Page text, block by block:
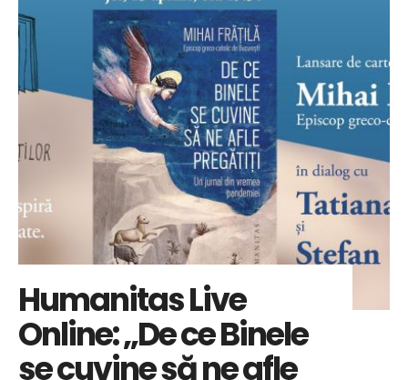
Humanitas Live
Online: „De ce Binele
se cuvine să ne afle